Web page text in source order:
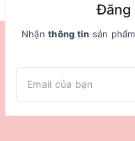
Đăng
Nhậnthông tin sản